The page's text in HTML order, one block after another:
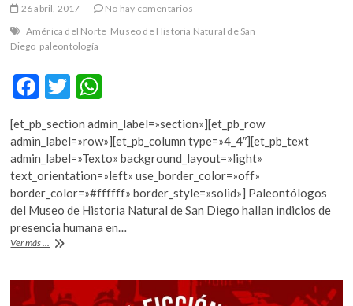
26 abril, 2017
No hay comentarios
América del Norte Museo de Historia Natural de San
Diego paleontología
F
e
b
o
o
k
T
w
itt
er
h
at
s
A
p
p
[et_pb_section admin_label=»section»][et_pb_row
admin_label=»row»][et_pb_column type=»4_4″][et_pb_text
admin_label=»Texto» background_layout=»light»
text_orientation=»left» use_border_color=»off»
border_color=»#ffffff» border_style=»solid»] Paleontólogos
del Museo de Historia Natural de San Diego hallan indicios de
presencia humana en…
Ver más ... Llegada
América